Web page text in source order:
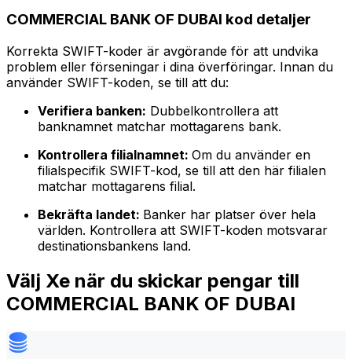
COMMERCIAL BANK OF DUBAI kod detaljer
Korrekta SWIFT-koder är avgörande för att undvika
problem eller förseningar i dina överföringar. Innan du
använder SWIFT-koden, se till att du:
Verifiera banken: Dubbelkontrollera att
banknamnet matchar mottagarens bank.
Kontrollera filialnamnet: Om du använder en
filialspecifik SWIFT-kod, se till att den här filialen
matchar mottagarens filial.
Bekräfta landet: Banker har platser över hela
världen. Kontrollera att SWIFT-koden motsvarar
destinationsbankens land.
Välj Xe när du skickar pengar till
COMMERCIAL BANK OF DUBAI